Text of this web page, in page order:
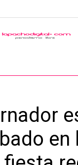
en